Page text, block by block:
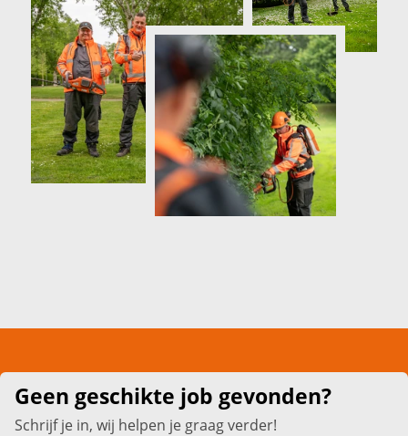
Geen geschikte job gevonden?
Schrijf je in, wij helpen je graag verder!